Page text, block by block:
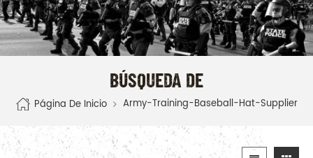
BÚSQUEDA DE
Página De Inicio Army-Training-Baseball-Hat-Supplier